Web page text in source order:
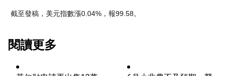
截至發稿，美元指數漲0.04%，報99.58。
閱讀更多